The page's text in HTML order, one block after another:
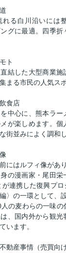
れる白川沿いには
グに最適。四季
ト
結した大型商業施
まる市民の人気ス
食店
中心に、熊本ラー
が楽しめます。個
街並みによく調和
にはルフィ像があり
の漫画家・尾田栄
が連携した復興プ
〉の一環として、
の麦わらの一味の
、国内外から観光
います。
動産事情（売買向け